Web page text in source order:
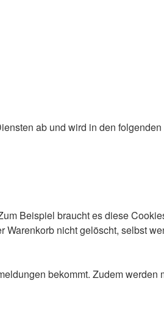
ab und wird in den
Beispiel braucht es diese
nicht gelöscht, selbst
bekommt. Zudem